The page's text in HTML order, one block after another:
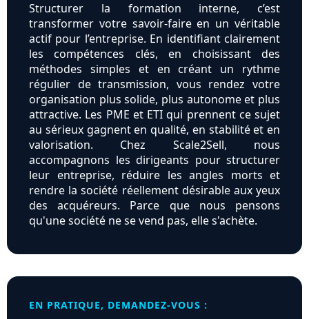
Structurer la formation interne, c’est
transformer votre savoir-faire en un véritable
actif pour l’entreprise. En identifiant clairement
les compétences clés, en choisissant des
méthodes simples et en créant un rythme
régulier de transmission, vous rendez votre
organisation plus solide, plus autonome et plus
attractive. Les PME et ETI qui prennent ce sujet
au sérieux gagnent en qualité, en stabilité et en
valorisation. Chez Scale2Sell, nous
accompagnons les dirigeants pour structurer
leur entreprise, réduire les angles morts et
rendre la société réellement désirable aux yeux
des acquéreurs. Parce que nous pensons
qu'une société ne se vend pas, elle s'achète.
EN PRATIQUE, DEMANDEZ-VOUS :